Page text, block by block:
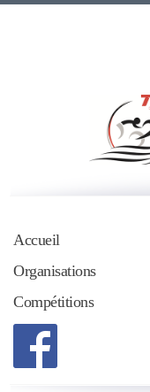
Accueil
Organisations
Compétitions